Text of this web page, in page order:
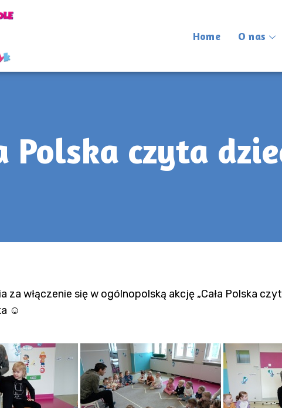
Home O nas
Polska czyta
za włączenie się w ogólnopolską akcję „Cała Polska
☺️